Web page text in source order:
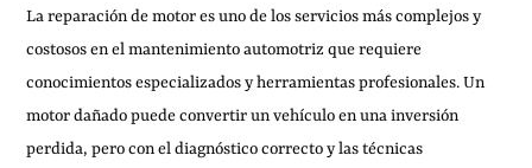
La reparación de motor es uno de los servicios más complejos y
costosos en el mantenimiento automotriz que requiere
conocimientos especializados y herramientas profesionales. Un
motor dañado puede convertir un vehículo en una inversión
perdida, pero con el diagnóstico correcto y las técnicas